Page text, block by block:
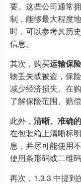
要。这些公司通常
制，能够最大程度
时，可以参考其历
信息。
其次，购买运输保险
物丢失或被盗，保
减少经济损失。在
了解保险范围、赔
此外， 清晰、准确
在包装箱上清晰标
息，并尽可能使用
使用条形码或二维
再次，1.3.3 中提到